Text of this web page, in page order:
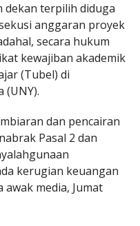
dekan terpilih diduga
anggaran proyek
secara hukum
kewajiban akademik
(Tubel) di
(UNY).
dan pencairan
Pasal 2 dan
kerugian keuangan
awak media, Jumat